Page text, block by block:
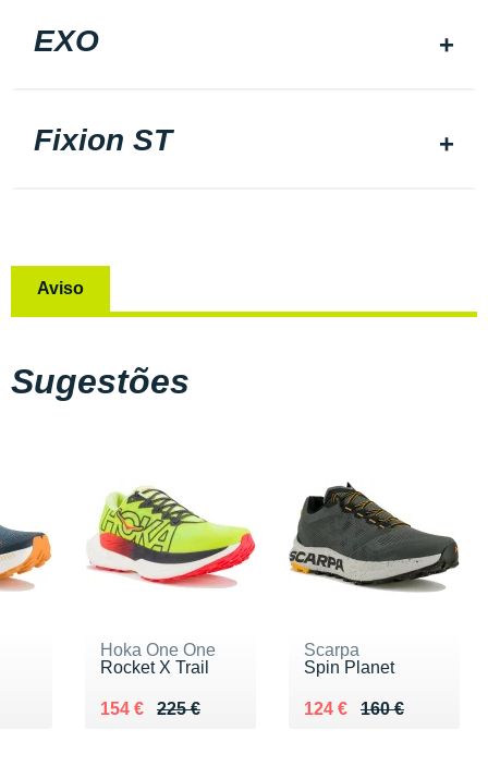
EXO
Fixion ST
Aviso
Sugestões
Hoka One One
Rocket X Trail
225 €
Au lieu de 225 €
154 €
Vendu 154 €
Scarpa
Spin Planet
160 €
Au lieu de 160 €
124 €
Vendu 124 €